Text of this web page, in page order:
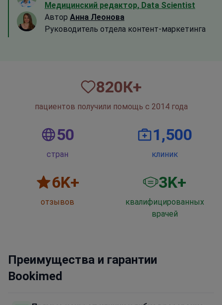
Медицинский редактор, Data Scientist
Автор Анна Леонова
Руководитель отдела контент-маркетинга
820К+
пациентов получили помощь с 2014 года
50
стран
1,500
клиник
6K+
отзывов
3K+
квалифицированных
врачей
Преимущества и гарантии
Bookimed